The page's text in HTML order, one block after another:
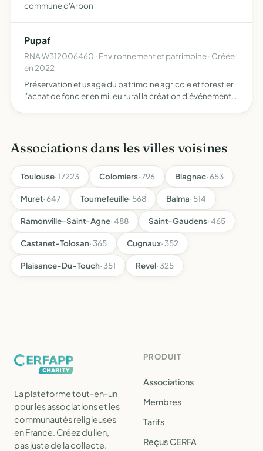
commune d'Arbon
Pupaf
RNA W312006460 · Environnement et patrimoine · Créée
en 2022
Préservation et usage du patrimoine agricole et forestier
l'achat de foncier en milieu rural la création d'événements
Associations dans les villes voisines
Toulouse· 17223 Colomiers· 796 Blagnac· 653
Muret· 647 Tournefeuille· 568 Balma· 514
Ramonville-Saint-Agne· 488 Saint-Gaudens· 465
Castanet-Tolosan· 365 Cugnaux· 352
Plaisance-Du-Touch· 351 Revel· 325
La plateforme tout-en-un
pour les associations et les
communautés religieuses
en France. Créez du lien,
pas juste de la collecte.
PRODUIT
Associations
Membres
Tarifs
Reçus CERFA